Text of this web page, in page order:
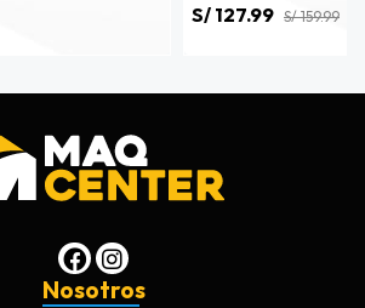
S/ 127.99 S/ 159.99
Nosotros